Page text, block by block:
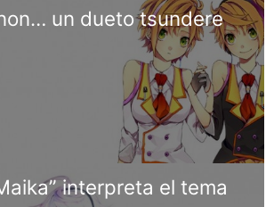
un dueto tsundere
interpreta el tema